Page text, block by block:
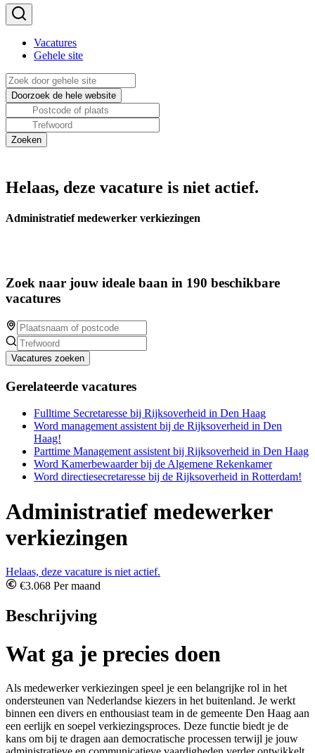
Vacatures
Gehele site
Helaas, deze vacature is niet actief.
Administratief medewerker verkiezingen
Zoek naar jouw ideale baan in 190 beschikbare
vacatures
Vacatures zoeken
Gerelateerde vacatures
Fulltime Secretaresse bij Rijksoverheid in Den Haag
Word management assistent bij de Rijksoverheid in Den
Haag!
Parttime Management assistent bij Rijksoverheid in Den Haag
Word Kamerbewaarder bij de Algemene Rekenkamer
Word directiesecretaresse bij de Rijksoverheid in Rotterdam!
Administratief medewerker
verkiezingen
Helaas, deze vacature is niet actief.
€3.068 Per maand
Beschrijving
Wat ga je precies doen
Als medewerker verkiezingen speel je een belangrijke rol in het
ondersteunen van Nederlandse kiezers in het buitenland. Je werkt
binnen een divers en enthousiast team in de gemeente Den Haag aan
een eerlijk en soepel verkiezingsproces. Deze functie biedt je de
kans om bij te dragen aan democratische processen terwijl je jouw